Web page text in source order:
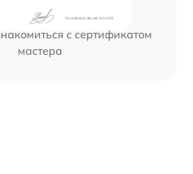
с сертификатом
мастера